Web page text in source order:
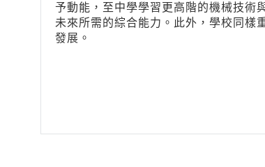
予動能，至中學學習更高階的機械技術
未來所需的綜合能力。此外，學校同樣
發展。